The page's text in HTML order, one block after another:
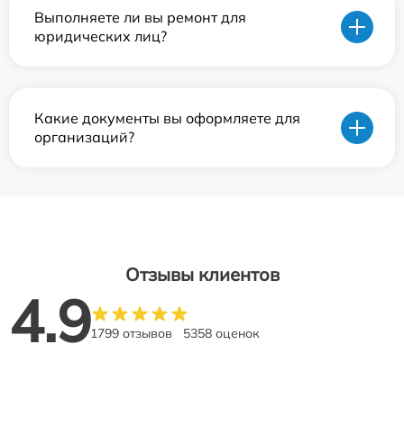
Выполняете ли вы ремонт для
юридических лиц?
Какие документы вы оформляете для
организаций?
Отзывы клиентов
4.91799 отзывов 5358 оценок